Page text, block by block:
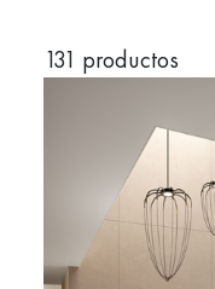
131 productos